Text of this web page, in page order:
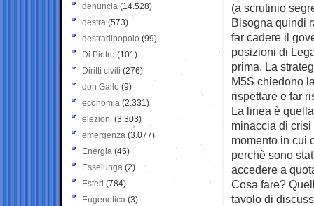
(a scrutinio
Bisogna quindi
far cadere il
posizioni di
prima. La
M5S chiedono
rispettare e far
La linea è
minaccia di
momento in cui
perchè sono
accedere a
Cosa fare?
tavolo di
denuncia (14.528)
destra (573)
destradipopolo (99)
Di Pietro (101)
Diritti civili (276)
don Gallo (9)
economia (2.331)
elezioni (3.303)
emergenza (3.077)
Energia (45)
Esselunga (2)
Esteri (784)
Eugenetica (3)